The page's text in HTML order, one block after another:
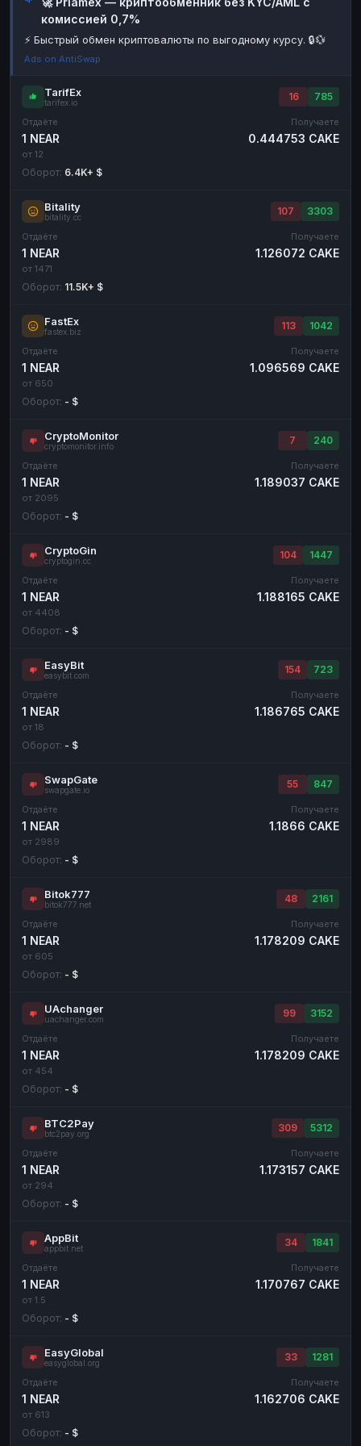
Наличные
Наличные USD Наличные USD
комиссией 0,7%
⚡ Быстрый обмен криптовалюты по выгодному курсу. 🔒💱
Ads on AntiSwap
TarifEx
tarifex.io
16 785
Отдаёте
1 NEAR
от 12
Получаете
0.444753 CAKE
Оборот: 6.4K+ $
Bitality
bitality.cc
107 3303
Отдаёте
1 NEAR
от 1471
Получаете
1.126072 CAKE
Оборот: 11.5K+ $
FastEx
fastex.biz
113 1042
Отдаёте
1 NEAR
от 650
Получаете
1.096569 CAKE
Оборот: - $
CryptoMonitor
cryptomonitor.info
7 240
Отдаёте
1 NEAR
от 2095
Получаете
1.189037 CAKE
Оборот: - $
CryptoGin
cryptogin.cc
104 1447
Отдаёте
1 NEAR
от 4408
Получаете
1.188165 CAKE
Оборот: - $
EasyBit
easybit.com
154 723
Отдаёте
1 NEAR
от 18
Получаете
1.186765 CAKE
Оборот: - $
SwapGate
swapgate.io
55 847
Отдаёте
1 NEAR
от 2989
Получаете
1.1866 CAKE
Оборот: - $
Bitok777
bitok777.net
48 2161
Отдаёте
1 NEAR
от 605
Получаете
1.178209 CAKE
Оборот: - $
UAchanger
uachanger.com
99 3152
Отдаёте
1 NEAR
от 454
Получаете
1.178209 CAKE
Оборот: - $
BTC2Pay
btc2pay.org
309 5312
Отдаёте
1 NEAR
от 294
Получаете
1.173157 CAKE
Оборот: - $
AppBit
appbit.net
34 1841
Отдаёте
1 NEAR
от 1.5
Получаете
1.170767 CAKE
Оборот: - $
EasyGlobal
easyglobal.org
33 1281
Отдаёте
1 NEAR
от 613
Получаете
1.162706 CAKE
Оборот: - $